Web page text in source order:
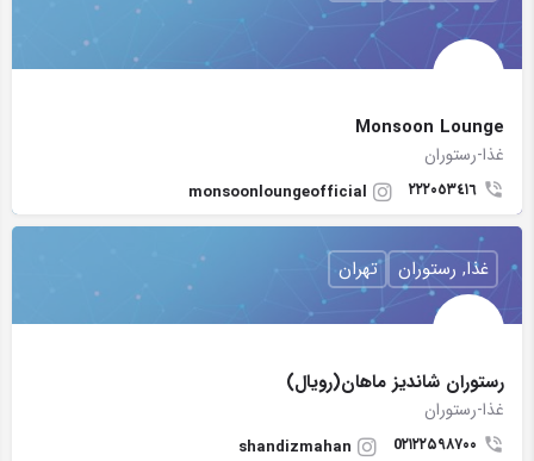
Monsoon Lounge
غذا-رستوران
٢٢٢٠٥٣٤١٦ monsoonloungeofficial
رستوران شانديز ماهان(رويال)
غذا-رستوران
0۲۱۲۲۵۹۸۷۰۰
shandizmahan
غذا, رستوران تهران